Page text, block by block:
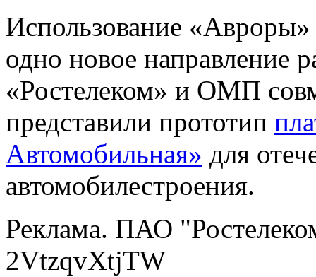
Использование
одно новое направление
«Ростелеком» и ОМП
представили прототип
Автомобильная» для
автомобилестроения.
Реклама. ПАО
2VtzqvXtjTW